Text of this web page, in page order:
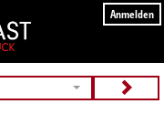
Anmelden